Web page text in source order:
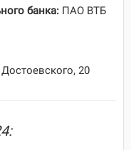
банка: ПАО ВТБ
20